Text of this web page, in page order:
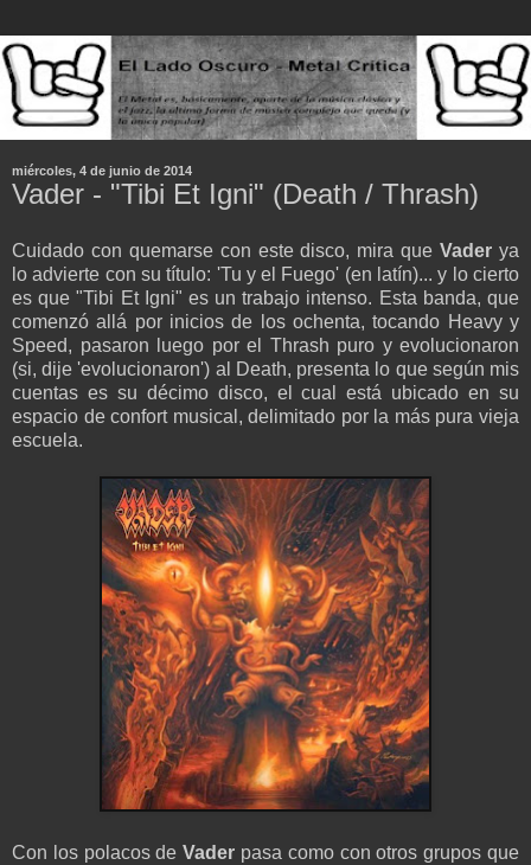
miércoles, 4 de junio de 2014
Vader - "Tibi Et Igni" (Death / Thrash)
Cuidado con quemarse con este disco, mira queVaderya
lo advierte con su título: 'Tu y el Fuego' (en latín)... y lo cierto
es que "Tibi Et Igni" es un trabajo intenso. Esta banda, que
comenzó allá por inicios de los ochenta, tocando Heavy y
Speed, pasaron luego por el Thrash puro y evolucionaron
(si, dije 'evolucionaron') al Death, presenta lo que según mis
cuentas es su décimo disco, el cual está ubicado en su
espacio de confort musical, delimitado por la más pura vieja
escuela.
Con los polacos deVader pasa como con otros grupos que